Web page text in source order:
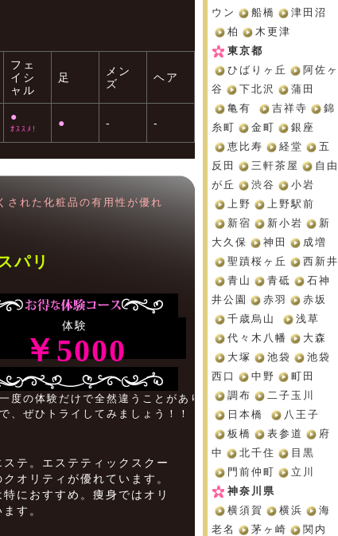
フェ
イシ
ャル
足
メン
ズ
ヘア
●
ｵｽｽﾒ! ● - -
された化粧品の有用性が優れ
パリ
体験
￥5000
度の体験だけで全然違うことがあり
、ぜひトライしてみましょう！！
テ。エステティックスクー
オリティが優れています。
におすすめ。痩身ではオリ
す。
ウン
船橋
津田沼
柏
木更津
東京都
ひばりヶ丘
阿佐ヶ
谷
下北沢
蒲田
亀有
吉祥寺
錦
糸町
金町
銀座
恵比寿
経堂
五
反田
三軒茶屋
自由
が丘
渋谷
小岩
上野
上野駅前
新宿
新小岩
新
大久保
神田
成増
聖蹟桜ヶ丘
西新井
青山
青砥
石神
井公園
赤羽
赤坂
千歳烏山
浅草
代々木八幡
大森
大塚
池袋
池袋
西口
中野
町田
調布
二子玉川
日本橋
八王子
板橋
表参道
府
中
北千住
目黒
門前仲町
立川
神奈川県
横須賀
横浜
海
老名
茅ヶ崎
関内